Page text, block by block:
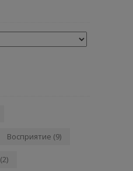
Восприятие (9)
(2)